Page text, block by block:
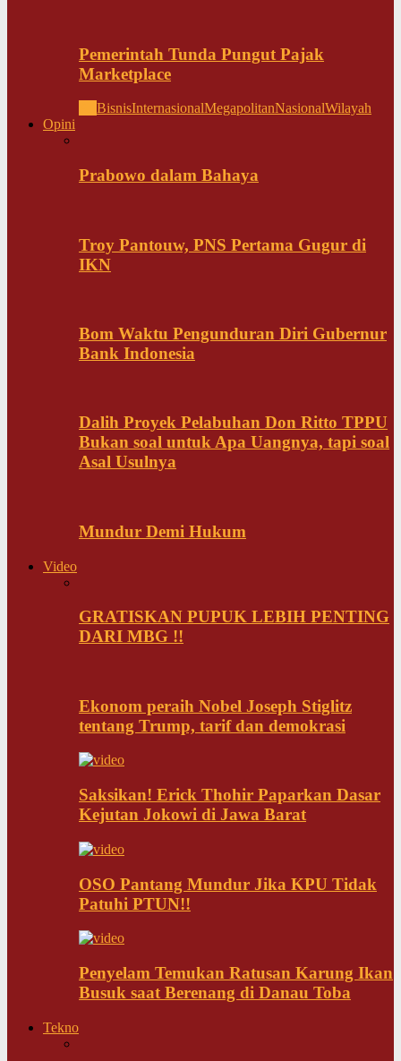
Pemerintah Tunda Pungut Pajak
Marketplace
BisnisInternasionalMegapolitanNasionalWilayah
Opini
Prabowo dalam Bahaya
Troy Pantouw, PNS Pertama Gugur di
IKN
Bom Waktu Pengunduran Diri Gubernur
Bank Indonesia
Dalih Proyek Pelabuhan Don Ritto TPPU
Bukan soal untuk Apa Uangnya, tapi soal
Asal Usulnya
Mundur Demi Hukum
Video
GRATISKAN PUPUK LEBIH PENTING
DARI MBG !!
Ekonom peraih Nobel Joseph Stiglitz
tentang Trump, tarif dan demokrasi
Saksikan! Erick Thohir Paparkan Dasar
Kejutan Jokowi di Jawa Barat
OSO Pantang Mundur Jika KPU Tidak
Patuhi PTUN!!
Penyelam Temukan Ratusan Karung Ikan
Busuk saat Berenang di Danau Toba
Tekno